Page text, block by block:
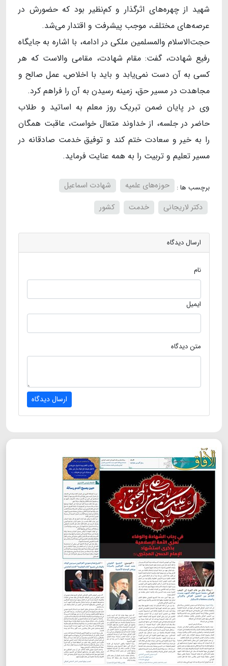
شهید از چهره‌های اثرگذار و کم‌نظیر بود که حضورش در
عرصه‌های مختلف، موجب پیشرفت و اقتدار می‌شد.
حجت‌الاسلام والمسلمین ملکی در ادامه، با اشاره به جایگاه
رفیع شهادت، گفت: مقام شهادت، مقامی والاست که هر
کسی به آن دست نمی‌یابد و باید با اخلاص، عمل صالح و
مجاهدت در مسیر حق، زمینه رسیدن به آن را فراهم کرد.
وی در پایان ضمن تبریک روز معلم به اساتید و طلاب
حاضر در جلسه، از خداوند متعال خواست، عاقبت همگان
را به خیر و سعادت ختم کند و توفیق خدمت صادقانه در
مسیر تعلیم و تربیت را به همه عنایت فرماید.
برچسب ها : حوزه‌های علمیه
شهادت اسماعیل
دکتر لاریجانی
خدمت کشور
ارسال دیدگاه
نام
ایمیل
متن دیدگاه
ارسال دیدگاه